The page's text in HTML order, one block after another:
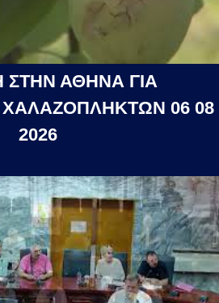
ΣΤΗΝ ΑΘΗΝΑ ΓΙΑ
ΧΑΛΑΖΟΠΛΗΚΤΩΝ 06 08
2026